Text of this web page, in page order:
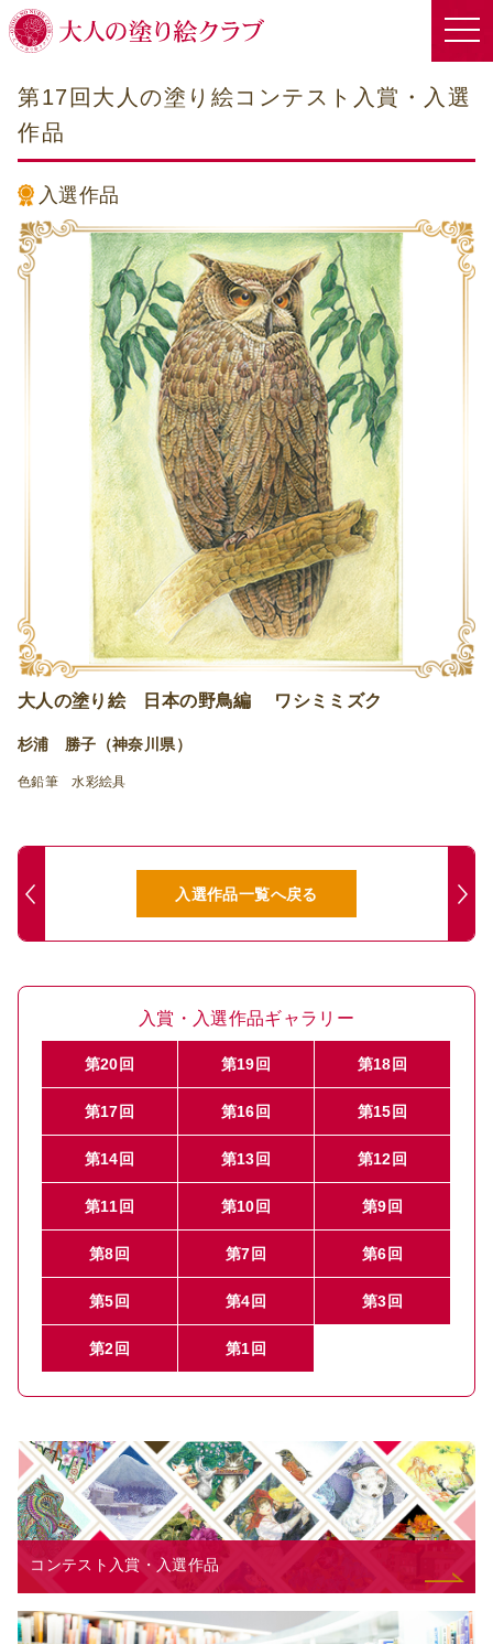
第17回大人の塗り絵コンテスト入賞・入選
作品
入選作品
大人の塗り絵 日本の野鳥編 ワシミミズク
杉浦 勝子（神奈川県）
色鉛筆 水彩絵具
入選作品一覧へ戻る
入賞・入選作品ギャラリー
第20回 第19回 第18回
第17回 第16回 第15回
第14回 第13回 第12回
第11回 第10回 第9回
第8回 第7回 第6回
第5回 第4回 第3回
第2回 第1回
コンテスト入賞・入選作品